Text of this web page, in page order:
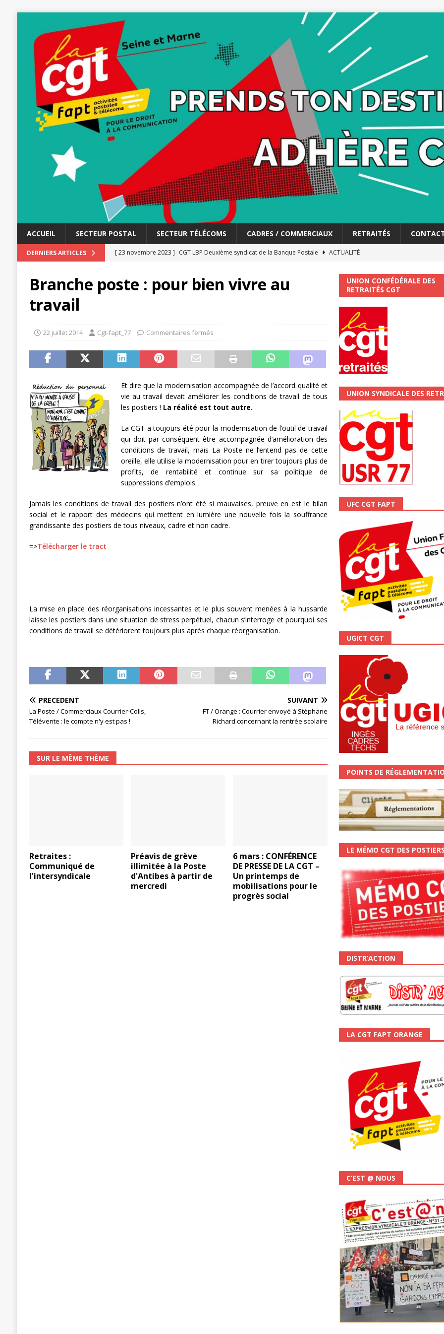
ACCUEIL SECTEUR POSTAL SECTEUR TÉLÉCOMS CADRES / COMMERCIAUX RETRAITÉS
DERNIERS ARTICLES [ 23 novembre 2023 ] CGT LBP Deuxième syndicat de la Banque Postale
ACTUALITÉ
[ 15 novembre 2023 ]
Postières – Postiers Gardons la main sur nos congés !
ACTUALITÉ
Mutuelle : encore des changements et…. des augmentations pour les salariéS !!!
POSTAL
[ 19 septembre 2025 ]
La Poste -Projet de développement de la Direction Commerciale DDCE/Télévente :
SECTEUR POSTAL
[ 16 septembre 2025 ] La Poste – Activités Sociales et Culturelles : Un droit, pas un cadeau !
SECTEUR
POSTAL
[ 27 avril 2024 ] 1er MAI 2024
ACTUALITÉ
[ 3 janvier 2024 ]
Chronopost: Chronoscope n°111 – Janvier 2024 ACTUALITÉ
Branche poste : pour bien vivre au
travail
22 juillet 2014 Cgt-fapt_77 Commentaires fermés
Et dire que la modernisation accompagnée de l’accord qualité et
vie au travail devait améliorer les conditions de travail de tous
les postiers ! La réalité est tout autre.
La CGT a toujours été pour la modernisation de l’outil de travail
qui doit par conséquent être accompagnée d’amélioration des
conditions de travail, mais La Poste ne l’entend pas de cette
oreille, elle utilise la modernisation pour en tirer toujours plus de
profits, de rentabilité et continue sur sa politique de
suppressions d’emplois.
Jamais les conditions de travail des postiers n’ont été si mauvaises, preuve en est le bilan
social et le rapport des médecins qui mettent en lumière une nouvelle fois la souffrance
grandissante des postiers de tous niveaux, cadre et non cadre.
=>Télécharger le tract
La mise en place des réorganisations incessantes et le plus souvent menées à la hussarde
laisse les postiers dans une situation de stress perpétuel, chacun s’interroge et pourquoi ses
conditions de travail se détériorent toujours plus après chaque réorganisation.
PRÉCÉDENT
La Poste / Commerciaux Courrier-Colis,
Télévente : le compte n'y est pas !
SUIVANT
FT / Orange : Courrier envoyé à Stéphane
Richard concernant la rentrée scolaire
SUR LE MÊME THÈME
Retraites :
Communiqué de
l'intersyndicale
Préavis de grève
illimitée à la Poste
d'Antibes à partir de
mercredi
6 mars : CONFÉRENCE
DE PRESSE DE LA CGT –
Un printemps de
mobilisations pour le
progrès social
UNION CONFÉDÉRALE DES
RETRAITÉS CGT
UNION SYNDICALE DES
UFC CGT FAPT
UGICT CGT
POINTS DE
LE MÉMO CGT DES
DISTR’ACTION
LA CGT FAPT ORANGE
C’EST @ NOUS